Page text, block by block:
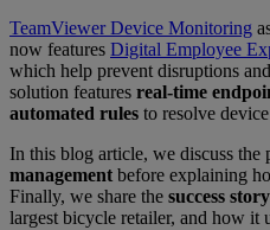
TeamViewer Device Monitoring
now features Digital Employee
which help prevent disruptions
solution features real-time
automated rules to resolve
In this blog article, we discuss the
management before explaining
Finally, we share the success
largest bicycle retailer, and how it